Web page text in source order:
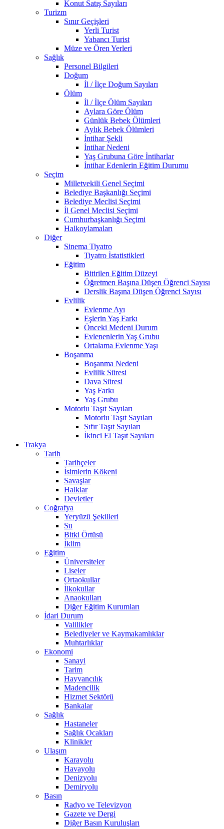
Konut Satış Sayıları
Turizm
Sınır Geçişleri
Yerli Turist
Yabancı Turist
Müze ve Ören Yerleri
Sağlık
Personel Bilgileri
Doğum
İl / İlçe Doğum Sayıları
Ölüm
İl / İlçe Ölüm Sayıları
Aylara Göre Ölüm
Günlük Bebek Ölümleri
Aylık Bebek Ölümleri
İntihar Şekli
İntihar Nedeni
Yaş Grubuna Göre İntiharlar
İntihar Edenlerin Eğitim Durumu
Seçim
Milletvekili Genel Seçimi
Belediye Başkanlığı Seçimi
Belediye Meclisi Seçimi
İl Genel Meclisi Seçimi
Cumhurbaşkanlığı Seçimi
Halkoylamaları
Diğer
Sinema Tiyatro
Tiyatro İstatistikleri
Eğitim
Bitirilen Eğitim Düzeyi
Öğretmen Başına Düşen Öğrenci Sayısı
Derslik Başına Düşen Öğrenci Sayısı
Evlilik
Evlenme Ayı
Eşlerin Yaş Farkı
Önceki Medeni Durum
Evlenenlerin Yaş Grubu
Ortalama Evlenme Yaşı
Boşanma
Boşanma Nedeni
Evlilik Süresi
Dava Süresi
Yaş Farkı
Yaş Grubu
Motorlu Taşıt Sayıları
Motorlu Taşıt Sayıları
Sıfır Taşıt Sayıları
İkinci El Taşıt Sayıları
Trakya
Tarih
Tarihçeler
İsimlerin Kökeni
Savaşlar
Halklar
Devletler
Coğrafya
Yeryüzü Şekilleri
Su
Bitki Örtüsü
İklim
Eğitim
Üniversiteler
Liseler
Ortaokullar
İlkokullar
Anaokulları
Diğer Eğitim Kurumları
İdari Durum
Valilikler
Belediyeler ve Kaymakamlıklar
Muhtarlıklar
Ekonomi
Sanayi
Tarim
Hayvancılık
Madencilik
Hizmet Sektörü
Bankalar
Sağlık
Hastaneler
Sağlık Ocakları
Klinikler
Ulaşım
Karayolu
Havayolu
Denizyolu
Demiryolu
Basın
Radyo ve Televizyon
Gazete ve Dergi
Diğer Basın Kuruluşları